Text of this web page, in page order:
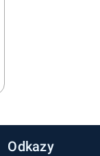
Odkazy